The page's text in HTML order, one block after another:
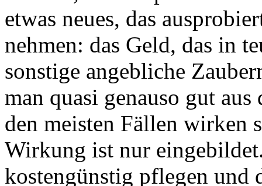
etwas neues, das
nehmen: das Geld, das in
sonstige angebliche
man quasi genauso gut
den meisten Fällen wirken
Wirkung ist nur
kostengünstig pflegen und